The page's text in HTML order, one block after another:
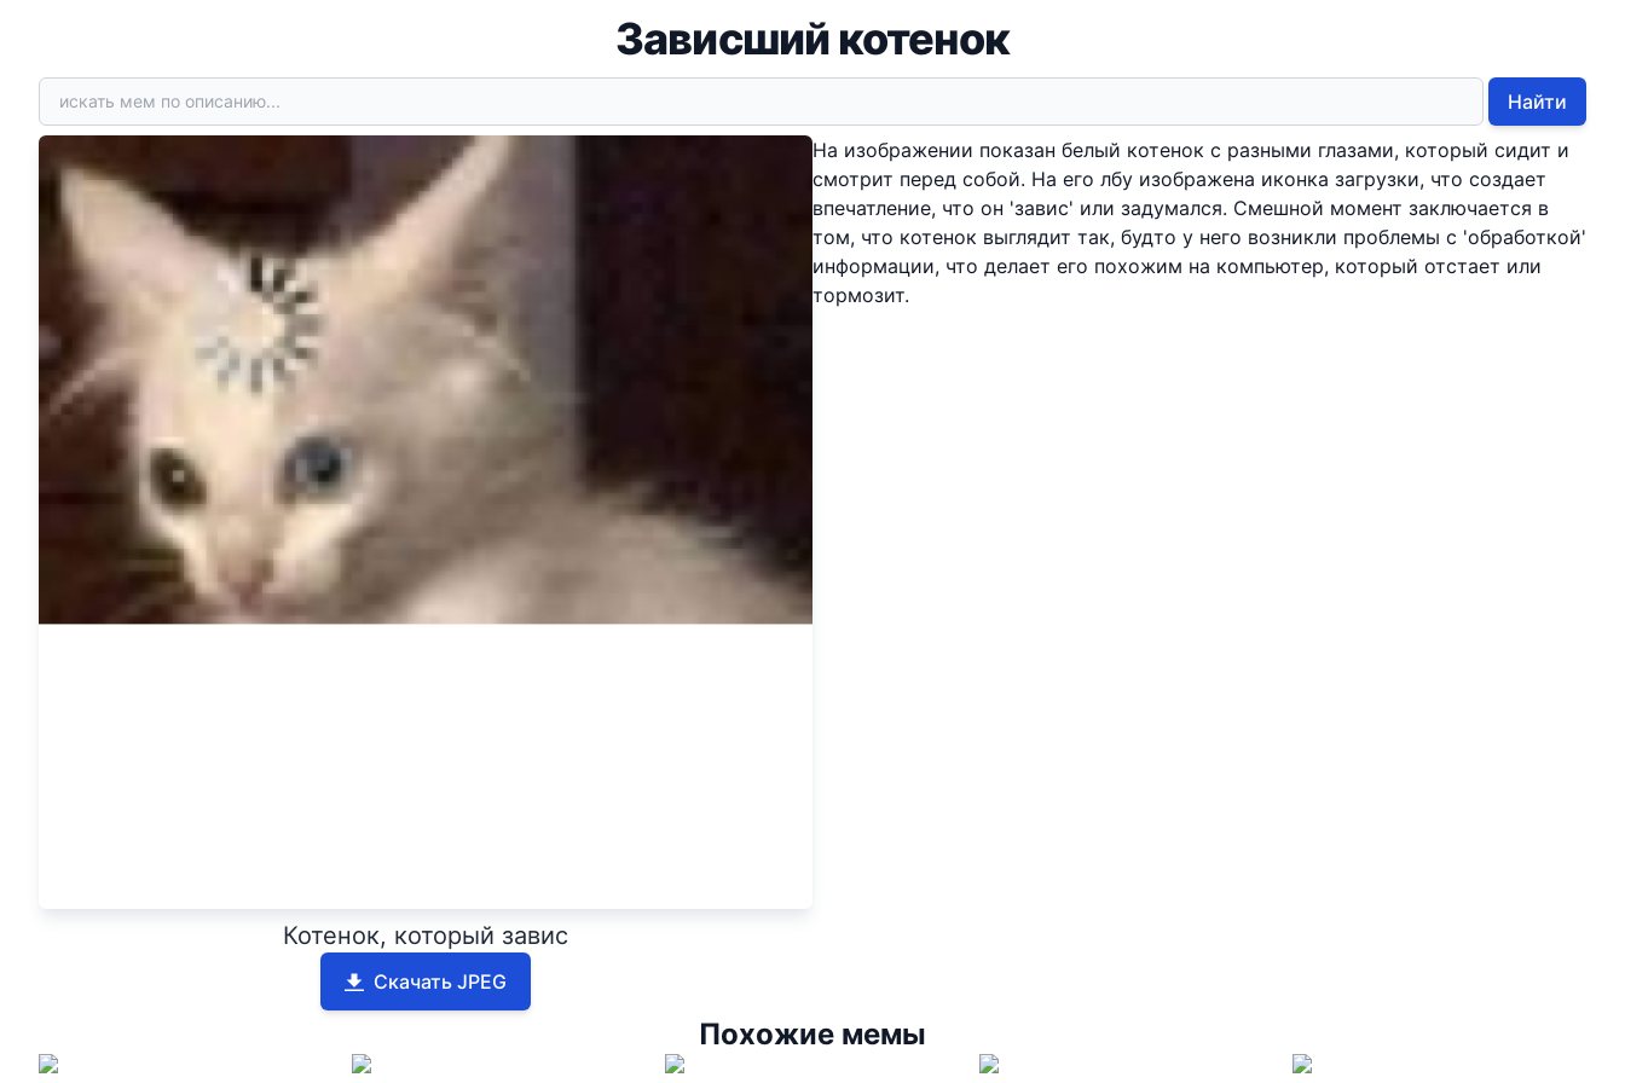
Зависший котенок
Найти
Котенок, который завис
Скачать JPEG
На изображении показан белый котенок с разными глазами, который сидит и
смотрит перед собой. На его лбу изображена иконка загрузки, что создает
впечатление, что он 'завис' или задумался. Смешной момент заключается в
том, что котенок выглядит так, будто у него возникли проблемы с 'обработкой'
информации, что делает его похожим на компьютер, который отстает или
тормозит.
Похожие мемы